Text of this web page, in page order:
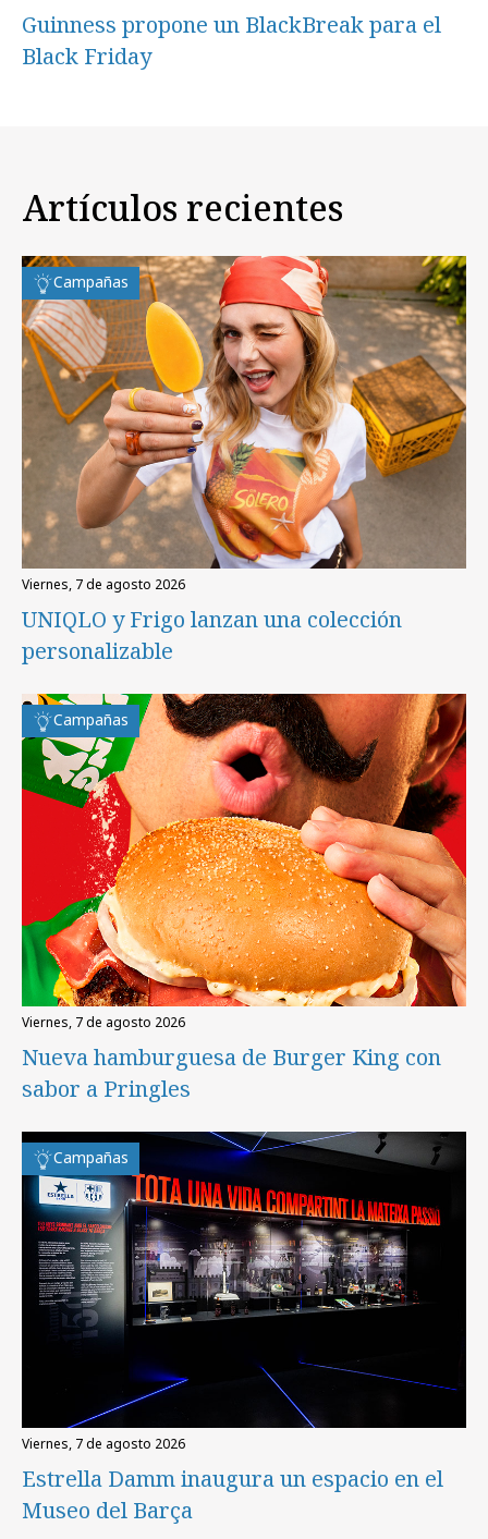
Guinness propone un BlackBreak para el
Black Friday
Artículos recientes
Campañas
viernes, 7 de agosto 2026
UNIQLO y Frigo lanzan una colección
personalizable
Campañas
viernes, 7 de agosto 2026
Nueva hamburguesa de Burger King con
sabor a Pringles
Campañas
viernes, 7 de agosto 2026
Estrella Damm inaugura un espacio en el
Museo del Barça